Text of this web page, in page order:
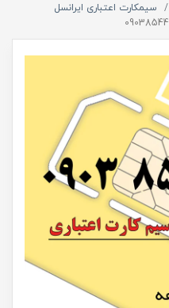
سیمکارت اعتباری ایرانسل